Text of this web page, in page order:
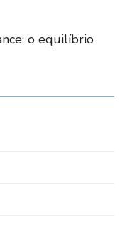
o equilíbrio